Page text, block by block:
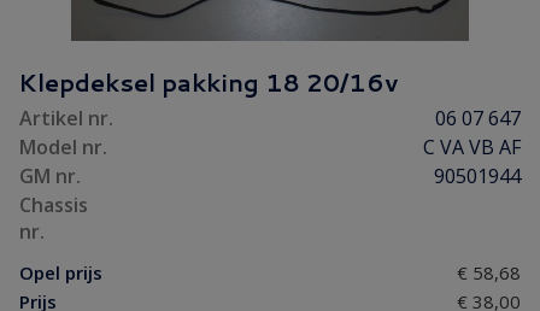
Klepdeksel pakking 18 20/16v
Artikel nr.
06 07 647
Model nr.
C VA VB AF
GM nr.
90501944
Chassis
nr.
Opel prijs
€ 58,68
Prijs
€ 38,00